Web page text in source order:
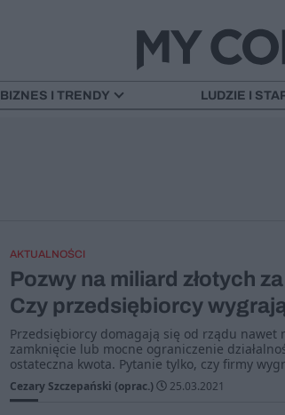
BIZNES I TRENDY LUDZIE I
AKTUALNOŚCI
Pozwy na miliard złotych
Czy przedsiębiorcy
Przedsiębiorcy domagają się od rządu nawet
zamknięcie lub mocne ograniczenie
ostateczna kwota. Pytanie tylko, czy firmy
Cezary Szczepański (oprac.) 25.03.2021